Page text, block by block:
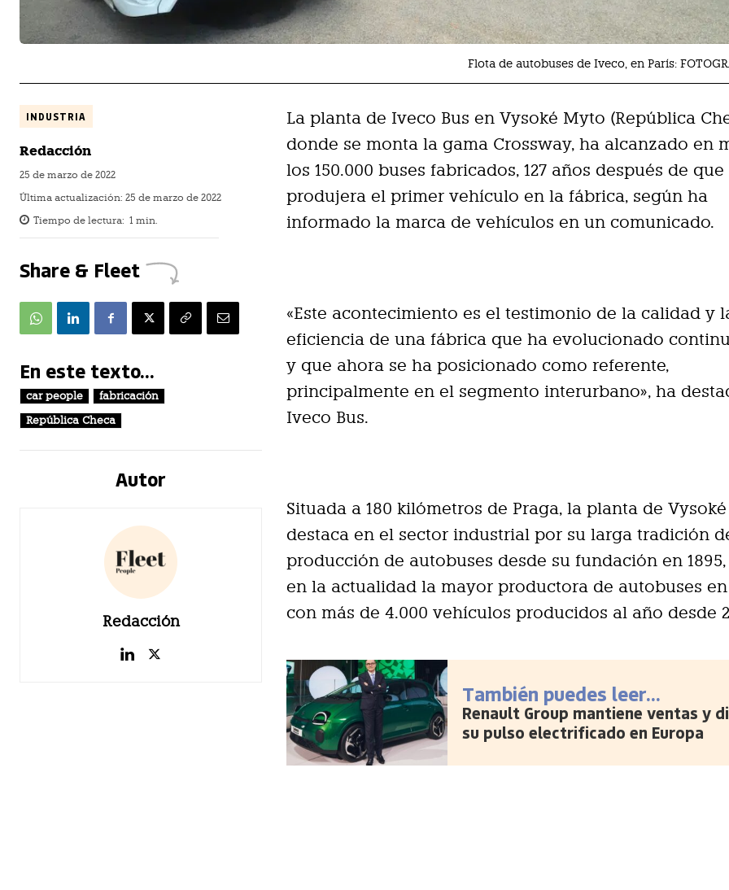
Flota de autobuses de Iveco, en París:
INDUSTRIA
Redacción
25 de marzo de 2022
Última actualización: 25 de marzo de 2022
Tiempo de lectura: 1 min.
Share & Fleet
En este texto...
car people
fabricación
República Checa
Autor
Redacción
La planta de Iveco Bus en Vysoké Myto (República
donde se monta la gama Crossway, ha alcanzado en
los 150.000 buses fabricados, 127 años después de que
produjera el primer vehículo en la fábrica, según ha
informado la marca de vehículos en un comunicado.
«Este acontecimiento es el testimonio de la calidad y
eficiencia de una fábrica que ha evolucionado
y que ahora se ha posicionado como referente,
principalmente en el segmento interurbano», ha
Iveco Bus.
Situada a 180 kilómetros de Praga, la planta de
destaca en el sector industrial por su larga tradición
producción de autobuses desde su fundación en
en la actualidad la mayor productora de autobuses en
con más de 4.000 vehículos producidos al año desde
También puedes leer...
Renault Group mantiene ventas y
su pulso electrificado en Europa